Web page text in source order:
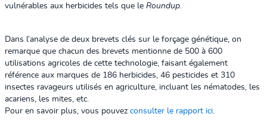
vulnérables aux herbicides tels que le Roundup.
Dans l’analyse de deux brevets clés sur le forçage génétique, on
remarque que chacun des brevets mentionne de 500 à 600
utilisations agricoles de cette technologie, faisant également
référence aux marques de 186 herbicides, 46 pesticides et 310
insectes ravageurs utilisés en agriculture, incluant les nématodes, les
acariens, les mites, etc.
Pour en savoir plus, vous pouvez consulter le rapport ici.